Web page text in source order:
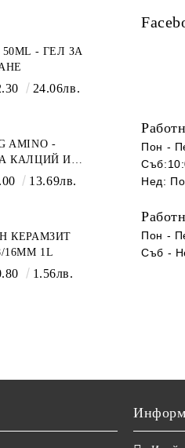
50ML - ГЕЛ ЗА
24.06лв.
AMINO -
КАЛЦИЙ И
13.69лв.
КЕРАМЗИТ
16ММ 1L
1.56лв.
Пон -
Нед:
Пон -
Съб -